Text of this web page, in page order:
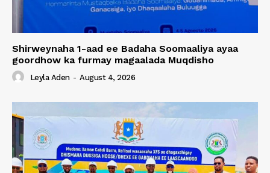
Shirweynaha 1-aad ee Badaha Soomaaliya ayaa
goordhow ka furmay magaalada Muqdisho
Leyla Aden - August 4, 2026